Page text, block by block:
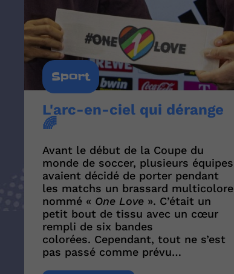
Sport
L'arc-en-ciel qui dérange
🌈
Avant le début de la Coupe du
monde de soccer, plusieurs équipes
avaient décidé de porter pendant
les matchs un brassard multicolore
nommé « One Love ». C’était un
petit bout de tissu avec un cœur
rempli de six bandes
colorées. Cependant, tout ne s’est
pas passé comme prévu…